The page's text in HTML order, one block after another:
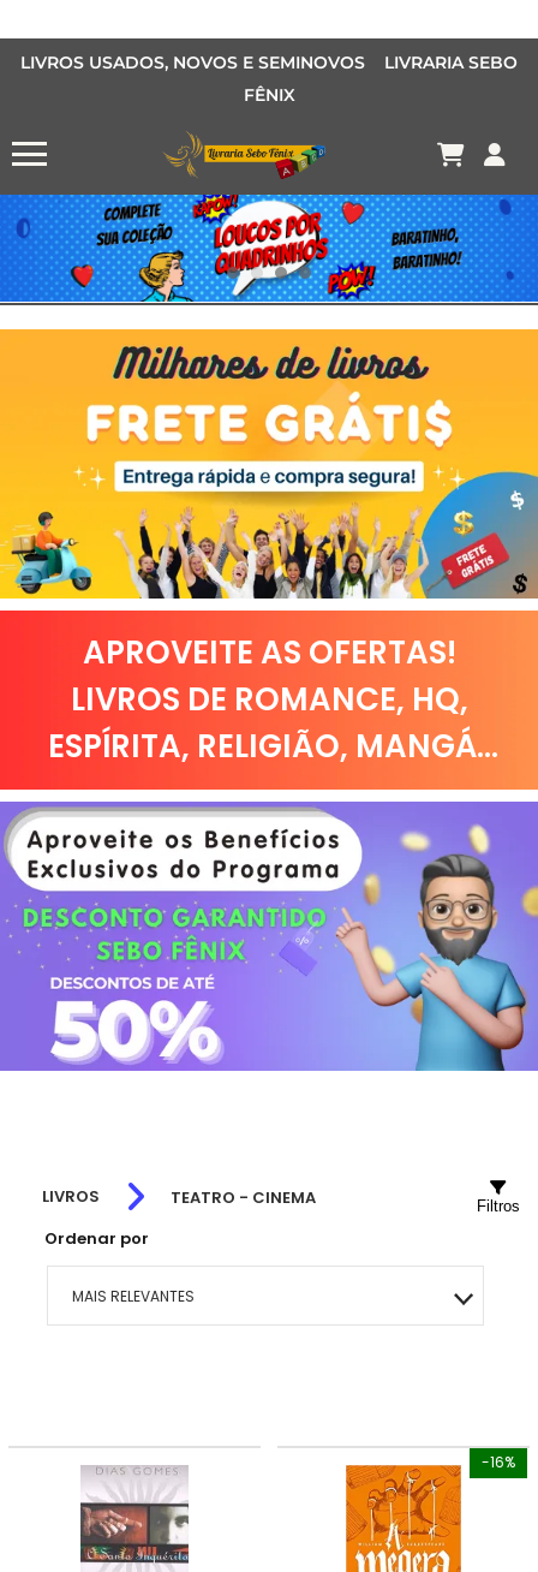
LIVROS USADOS, NOVOS E SEMINOVOS LIVRARIA SEBO
FÊNIX
Conheça o Desconto Garantido de livros Sebo Fênix!
OFERTA HISTORIAS EM QUADRINHOS
OFERTA MANGÁS
MANGÁS BARATOS
APROVEITE AS OFERTAS!
LIVROS DE ROMANCE, HQ,
ESPÍRITA, RELIGIÃO, MANGÁ...
LIVROS
TEATRO - CINEMA
Ordenar por
MAIS RELEVANTES
MAIOR PREÇO
A - Z
Filtros
-16%